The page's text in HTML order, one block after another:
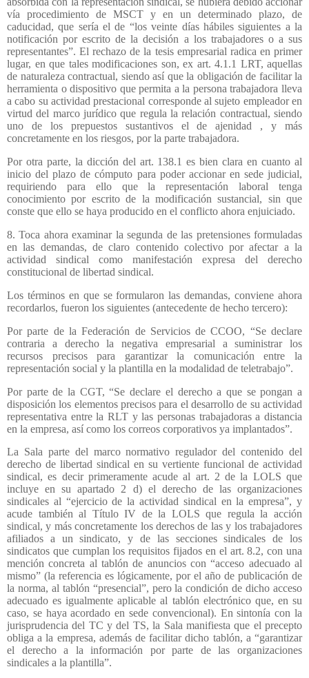
vía procedimiento de MSCT y en un determinado plazo, de
caducidad, que sería el de “los veinte días hábiles siguientes a la
notificación por escrito de la decisión a los trabajadores o a sus
representantes”. El rechazo de la tesis empresarial radica en primer
lugar, en que tales modificaciones son, ex art. 4.1.1 LRT, aquellas
de naturaleza contractual, siendo así que la obligación de facilitar la
herramienta o dispositivo que permita a la persona trabajadora lleva
a cabo su actividad prestacional corresponde al sujeto empleador en
virtud del marco jurídico que regula la relación contractual, siendo
uno de los prepuestos sustantivos el de ajenidad , y más
concretamente en los riesgos, por la parte trabajadora.
Por otra parte, la dicción del art. 138.1 es bien clara en cuanto al
inicio del plazo de cómputo para poder accionar en sede judicial,
requiriendo para ello que la representación laboral tenga
conocimiento por escrito de la modificación sustancial, sin que
conste que ello se haya producido en el conflicto ahora enjuiciado.
8. Toca ahora examinar la segunda de las pretensiones formuladas
en las demandas, de claro contenido colectivo por afectar a la
actividad sindical como manifestación expresa del derecho
constitucional de libertad sindical.
Los términos en que se formularon las demandas, conviene ahora
recordarlos, fueron los siguientes (antecedente de hecho tercero):
Por parte de la Federación de Servicios de CCOO, “Se declare
contraria a derecho la negativa empresarial a suministrar los
recursos precisos para garantizar la comunicación entre la
representación social y la plantilla en la modalidad de teletrabajo”.
Por parte de la CGT, “Se declare el derecho a que se pongan a
disposición los elementos precisos para el desarrollo de su actividad
representativa entre la RLT y las personas trabajadoras a distancia
en la empresa, así como los correos corporativos ya implantados”.
La Sala parte del marco normativo regulador del contenido del
derecho de libertad sindical en su vertiente funcional de actividad
sindical, es decir primeramente acude al art. 2 de la LOLS que
incluye en su apartado 2 d) el derecho de las organizaciones
sindicales al “ejercicio de la actividad sindical en la empresa”, y
acude también al Título IV de la LOLS que regula la acción
sindical, y más concretamente los derechos de las y los trabajadores
afiliados a un sindicato, y de las secciones sindicales de los
sindicatos que cumplan los requisitos fijados en el art. 8.2, con una
mención concreta al tablón de anuncios con “acceso adecuado al
mismo” (la referencia es lógicamente, por el año de publicación de
la norma, al tablón “presencial”, pero la condición de dicho acceso
adecuado es igualmente aplicable al tablón electrónico que, en su
caso, se haya acordado en sede convencional). En sintonía con la
jurisprudencia del TC y del TS, la Sala manifiesta que el precepto
obliga a la empresa, además de facilitar dicho tablón, a “garantizar
el derecho a la información por parte de las organizaciones
sindicales a la plantilla”.